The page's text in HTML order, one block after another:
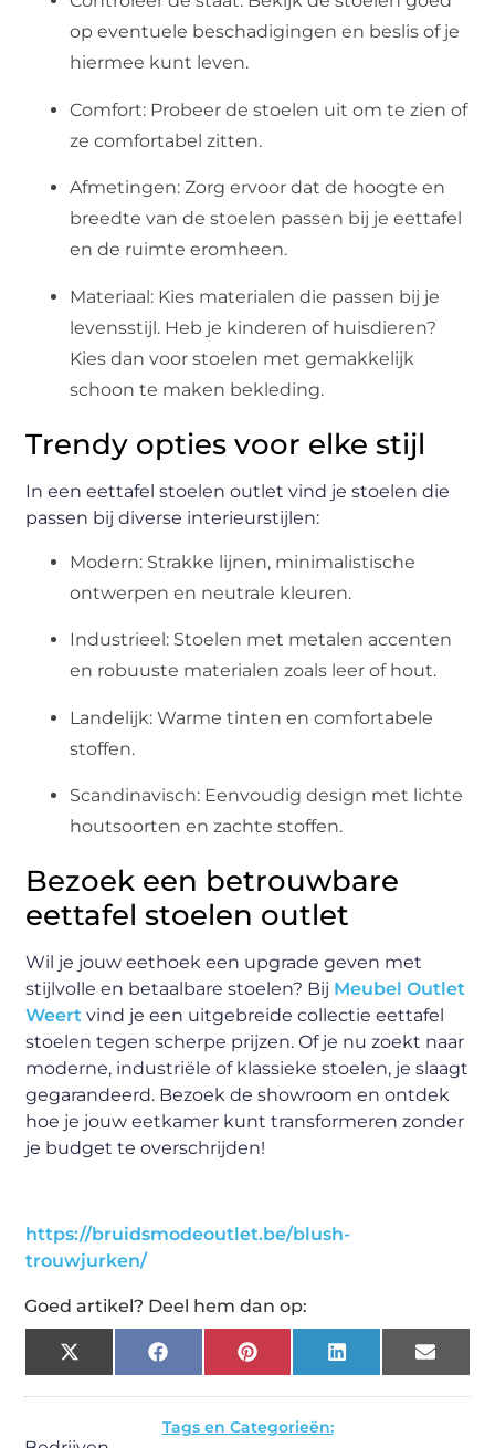
op eventuele beschadigingen en beslis of je
hiermee kunt leven.
Comfort: Probeer de stoelen uit om te zien of
ze comfortabel zitten.
Afmetingen: Zorg ervoor dat de hoogte en
breedte van de stoelen passen bij je eettafel
en de ruimte eromheen.
Materiaal: Kies materialen die passen bij je
levensstijl. Heb je kinderen of huisdieren?
Kies dan voor stoelen met gemakkelijk
schoon te maken bekleding.
Trendy opties voor elke stijl
In een eettafel stoelen outlet vind je stoelen die
passen bij diverse interieurstijlen:
Modern: Strakke lijnen, minimalistische
ontwerpen en neutrale kleuren.
Industrieel: Stoelen met metalen accenten
en robuuste materialen zoals leer of hout.
Landelijk: Warme tinten en comfortabele
stoffen.
Scandinavisch: Eenvoudig design met lichte
houtsoorten en zachte stoffen.
Bezoek een betrouwbare
eettafel stoelen outlet
Wil je jouw eethoek een upgrade geven met
stijlvolle en betaalbare stoelen? Bij Meubel Outlet
Weert vind je een uitgebreide collectie eettafel
stoelen tegen scherpe prijzen. Of je nu zoekt naar
moderne, industriële of klassieke stoelen, je slaagt
gegarandeerd. Bezoek de showroom en ontdek
hoe je jouw eetkamer kunt transformeren zonder
je budget te overschrijden!
https://bruidsmodeoutlet.be/blush-
trouwjurken/
Goed artikel? Deel hem dan op:
X
(Twitter)
FacebookPinterestLinkedIn Email
Tags en Categorieën: